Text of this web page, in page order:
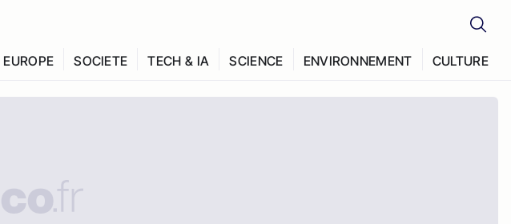
EUROPE SOCIETE TECH & IA SCIENCE ENVIRONNEMENT CULTURE